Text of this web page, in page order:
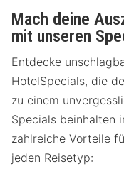
Mach deine
mit unseren
Entdecke
HotelSpecials, die
zu einem
Specials beinhalten
zahlreiche Vorteile
jeden Reisetyp: